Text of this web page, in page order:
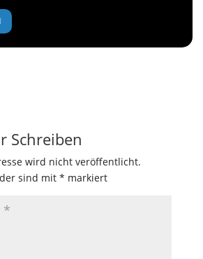
Schreiben
wird nicht veröffentlicht.
sind mit * markiert